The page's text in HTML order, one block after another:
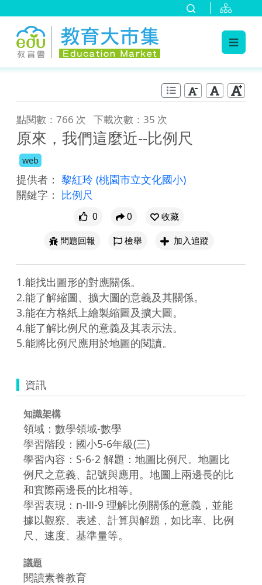
點閱數：766 次 下載次數：35 次
原來，我們這麼近--比例尺
web
提供者： 黎紅玲 (桃園市立文化國小)
關鍵字： 比例尺
0 0
收藏
問題回報
檢舉 加入追蹤
1.能找出圖形的對應關係。
2.能了解縮圖、擴大圖的意義及其關係。
3.能在方格紙上繪製縮圖及擴大圖。
4.能了解比例尺的意義及其表示法。
資訊
知識架構
領域：數學領域-數學
學習階段：國小5-6年級(三)
學習內容：S-6-2 解題：地圖比例尺。地圖比
例尺之意義、記號與應用。地圖上兩邊長的比
和實際兩邊長的比相等。
學習表現：n-Ⅲ-9 理解比例關係的意義，並能
據以觀察、表述、計算與解題，如比率、比例
尺、速度、基準量等。
議題
閱讀素養教育